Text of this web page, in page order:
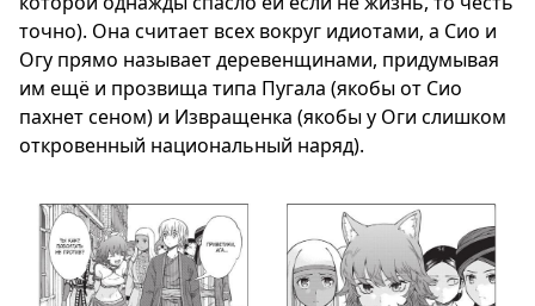
точно). Она считает всех вокруг идиотами, а Сио и
Огу прямо называет деревенщинами, придумывая
им ещё и прозвища типа Пугала (якобы от Сио
пахнет сеном) и Извращенка (якобы у Оги слишком
откровенный национальный наряд).